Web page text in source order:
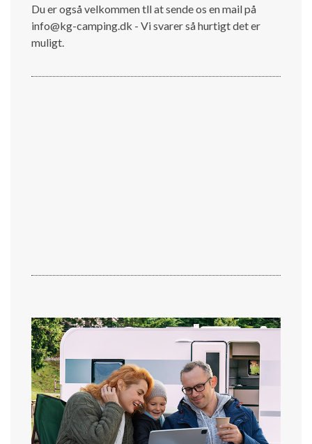
Du er også velkommen tll at sende os en mail på
info@kg-camping.dk - Vi svarer så hurtigt det er
muligt.